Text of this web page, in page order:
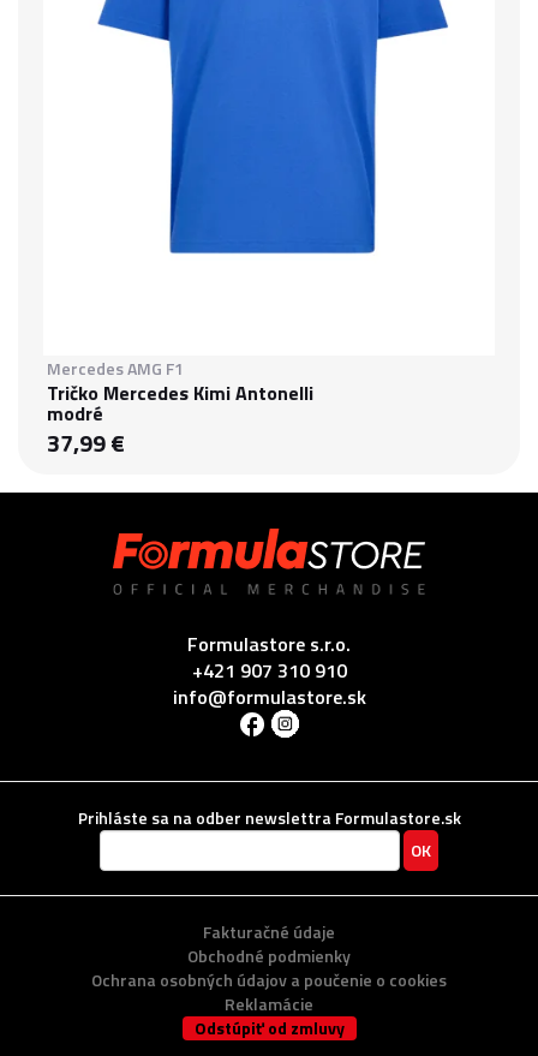
Mercedes AMG F1
Tričko Mercedes Kimi Antonelli
modré
37,99 €
Formulastore s.r.o.
+421 907 310 910
info@formulastore.sk
Prihláste sa na odber newslettra Formulastore.sk
Fakturačné údaje
Obchodné podmienky
Ochrana osobných údajov a poučenie o cookies
Reklamácie
Odstúpiť od zmluvy